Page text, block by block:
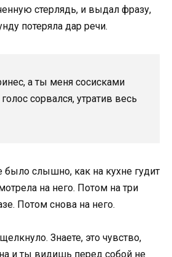
стерлядь, и выдал фразу,
потеряла дар речи.
а ты меня сосисками
сорвался, утратив весь
слышно, как на кухне гудит
на него. Потом на три
Потом снова на него.
Знаете, это чувство,
и ты видишь перед собой не